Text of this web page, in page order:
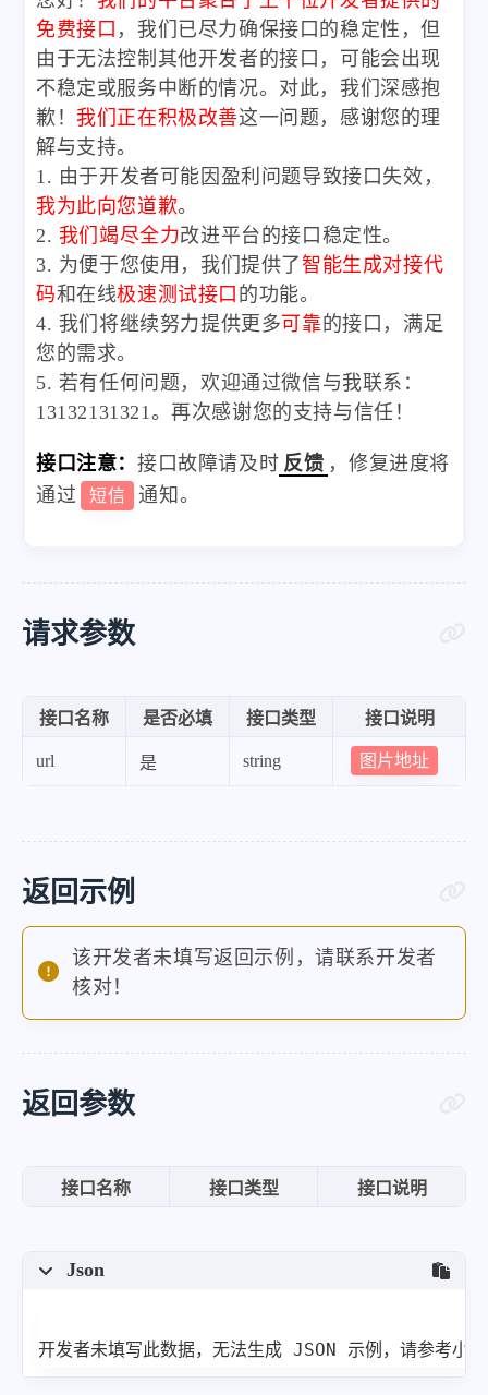
免费接口 ，我们已尽力确保接口的稳定性，但
由于无法控制其他开发者的接口，可能会出现
不稳定或服务中断的情况。对此，我们深感抱
歉！ 我们正在积极改善这一问题，感谢您的理
解与支持。
1. 由于开发者可能因盈利问题导致接口失效，
我为此向您道歉。
2. 我们竭尽全力改进平台的接口稳定性。
3. 为便于您使用，我们提供了智能生成对接代
码和在线极速测试接口 的功能。
4. 我们将继续努力提供更多可靠的接口，满足
您的需求。
5. 若有任何问题，欢迎通过微信与我联系：
13132131321。再次感谢您的支持与信任！
接口注意： 接口故障请及时 反馈 ，修复进度将
通过
短信 通知。
请求参数
接口名称 是否必填 接口类型 接口说明
url 是 string 图片地址
返回示例
该开发者未填写返回示例，请联系开发者
核对！
返回参数
接口名称 接口类型 接口说明
Json
开发者未填写此数据，无法生成 JSON 示例，请参考小